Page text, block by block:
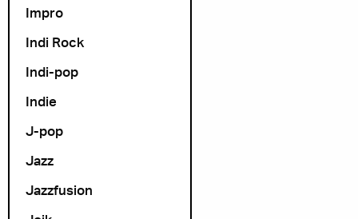
Impro
Indi Rock
Indi-pop
Indie
J-pop
Jazz
Jazzfusion